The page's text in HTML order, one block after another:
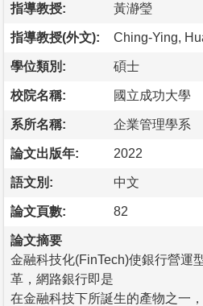
指導教授: 黃瀞瑩
指導教授(外文): Ching-Ying,
學位類別: 碩士
校院名稱: 國立成功大學
系所名稱: 企業管理學系
論文出版年: 2022
語文別: 中文
論文頁數: 82
論文摘要
金融科技化(FinTech)使銀行營運
革，網路銀行即是
在金融科技下所誕生的產物之一